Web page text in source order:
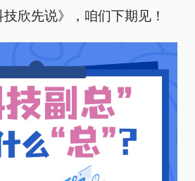
欣先说》，咱们下期见！